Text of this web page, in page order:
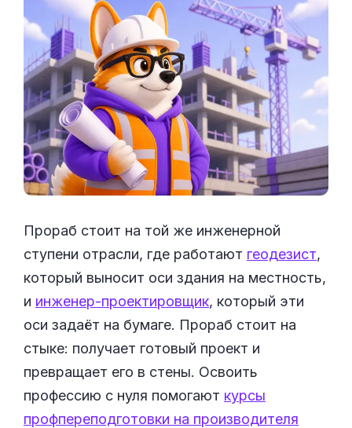
Прораб стоит на той же инженерной
ступени отрасли, где работают геодезист,
который выносит оси здания на местность,
и инженер-проектировщик, который эти
оси задаёт на бумаге. Прораб стоит на
стыке: получает готовый проект и
превращает его в стены. Освоить
профессию с нуля помогают курсы
профпереподготовки на производителя